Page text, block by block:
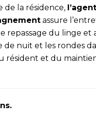
de la résidence, l’agent
assure
repassage du linge et
de nuit et les rondes
résident et du